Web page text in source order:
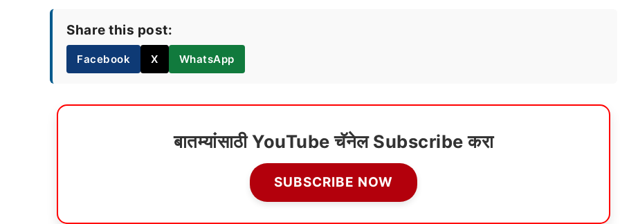
Share this post:
Facebook X WhatsApp
बातम्यांसाठी YouTube चॅनेल Subscribe करा
SUBSCRIBE NOW